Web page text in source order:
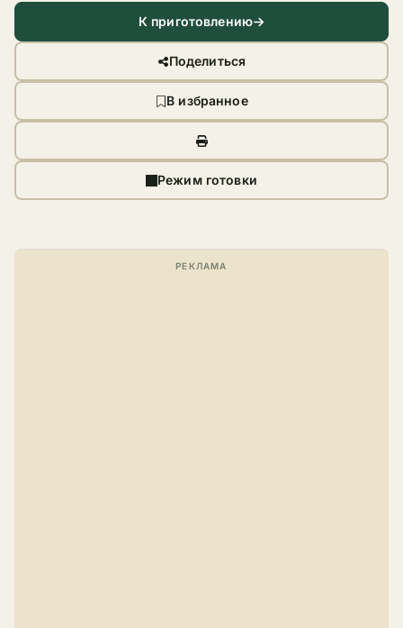
К приготовлению
Поделиться
В избранное
Режим готовки